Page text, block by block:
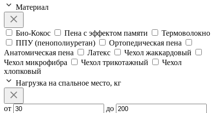
Материал
Био-Кокос Пена с эффектом памяти
Термоволокно
ППУ (пенополиуретан)
Ортопедическая пена
Анатомическая пена
Латекс
Чехол жаккардовый
Чехол микрофибра
Чехол трикотажный
Чехол
хлопковый
Нагрузка на спальное место, кг
от
до